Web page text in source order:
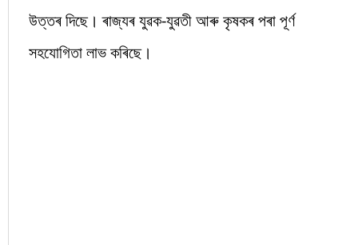
উত্তৰ দিছে। ৰাজ্যৰ যুৱক-যুৱতী আৰু কৃষকৰ পৰা পূৰ্ণ
সহযোগিতা লাভ কৰিছে।